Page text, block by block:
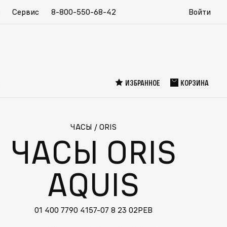
Сервис 8-800-550-68-42 Войти
ИЗБРАННОЕ КОРЗИНА
ЧАСЫ / ORIS
ЧАСЫ ORIS
AQUIS
01 400 7790 4157-07 8 23 02PEB